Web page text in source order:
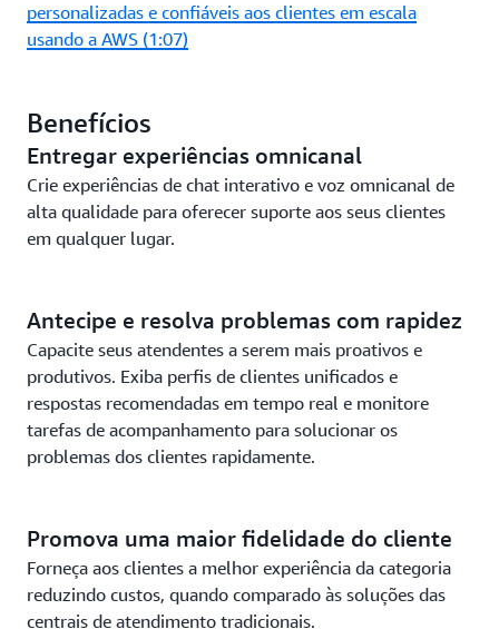
personalizadas e confiáveis aos clientes em escala
usando a AWS (1:07)
Benefícios
Entregar experiências omnicanal
Crie experiências de chat interativo e voz omnicanal de
alta qualidade para oferecer suporte aos seus clientes
em qualquer lugar.
Antecipe e resolva problemas com rapidez
Capacite seus atendentes a serem mais proativos e
produtivos. Exiba perfis de clientes unificados e
respostas recomendadas em tempo real e monitore
tarefas de acompanhamento para solucionar os
problemas dos clientes rapidamente.
Promova uma maior fidelidade do cliente
Forneça aos clientes a melhor experiência da categoria
reduzindo custos, quando comparado às soluções das
centrais de atendimento tradicionais.